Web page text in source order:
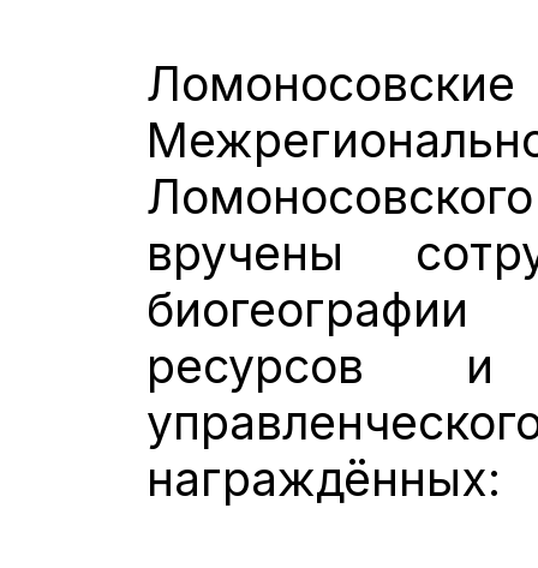
вручены
ресурсов и
награждённых: